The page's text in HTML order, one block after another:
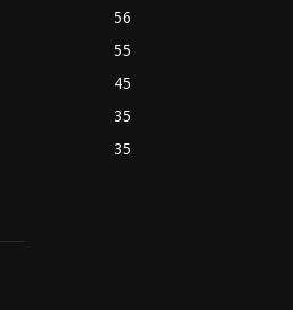
56
55
45
35
35